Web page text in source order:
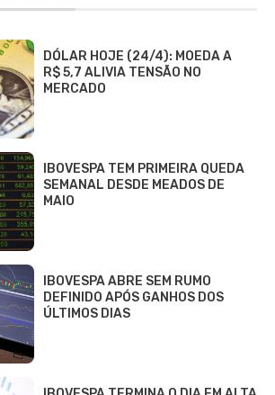
DÓLAR HOJE (24/4): MOEDA A
R$ 5,7 ALIVIA TENSÃO NO
MERCADO
IBOVESPA TEM PRIMEIRA QUEDA
SEMANAL DESDE MEADOS DE
MAIO
IBOVESPA ABRE SEM RUMO
DEFINIDO APÓS GANHOS DOS
ÚLTIMOS DIAS